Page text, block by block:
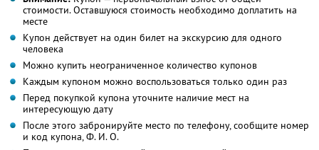
стоимости. Оставшуюся стоимость необходимо доплатить на
месте
Купон действует на один билет на экскурсию для одного
человека
Можно купить неограниченное количество купонов
Каждым купоном можно воспользоваться только один раз
Перед покупкой купона уточните наличие мест на
интересующую дату
После этого забронируйте место по телефону, сообщите номер
и код купона,Ф. И. О.